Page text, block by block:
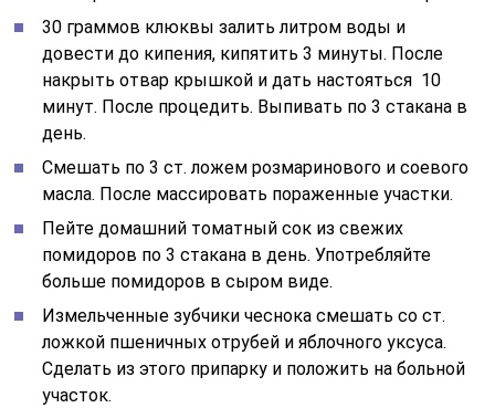
30 граммов клюквы залить литром воды и
довести до кипения, кипятить 3 минуты. После
накрыть отвар крышкой и дать настояться 10
минут. После процедить. Выпивать по 3 стакана в
день.
Смешать по 3 ст. ложем розмаринового и соевого
масла. После массировать пораженные участки.
Пейте домашний томатный сок из свежих
помидоров по 3 стакана в день. Употребляйте
больше помидоров в сыром виде.
Измельченные зубчики чеснока смешать со ст.
ложкой пшеничных отрубей и яблочного уксуса.
Сделать из этого припарку и положить на больной
участок.